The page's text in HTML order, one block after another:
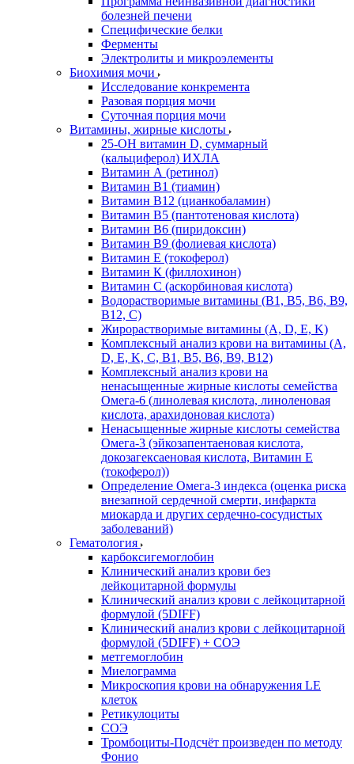
болезней печени
Специфические белки
Ферменты
Электролиты и микроэлементы
Биохимия мочи
Исследование конкремента
Разовая порция мочи
Суточная порция мочи
Витамины, жирные кислоты
25-OH витамин D, суммарный
(кальциферол) ИХЛА
Витамин А (ретинол)
Витамин В1 (тиамин)
Витамин В12 (цианкобаламин)
Витамин В5 (пантотеновая кислота)
Витамин В6 (пиридоксин)
Витамин В9 (фолиевая кислота)
Витамин Е (токоферол)
Витамин К (филлохинон)
Витамин С (аскорбиновая кислота)
Водорастворимые витамины (B1, B5, B6, В9,
В12, С)
Жирорастворимые витамины (A, D, E, K)
Комплексный анализ крови на витамины (A,
D, E, K, C, B1, B5, B6, В9, B12)
Комплексный анализ крови на
ненасыщенные жирные кислоты семейства
Омега-6 (линолевая кислота, линоленовая
кислота, арахидоновая кислота)
Ненасыщенные жирные кислоты семейства
Омега-3 (эйкозапентаеновая кислота,
докозагексаеновая кислота, Витамин E
(токоферол))
Определение Омега-3 индекса (оценка риска
внезапной сердечной смерти, инфаркта
миокарда и других сердечно-сосудистых
заболеваний)
Гематология
карбоксигемоглобин
Клинический анализ крови без
лейкоцитарной формулы
Клинический анализ крови с лейкоцитарной
формулой (5DIFF)
Клинический анализ крови с лейкоцитарной
формулой (5DIFF) + СОЭ
метгемоглобин
Миелограмма
Микроскопия крови на обнаружения LE
клеток
Ретикулоциты
СОЭ
Тромбоциты-Подсчёт произведен по методу
Фонио